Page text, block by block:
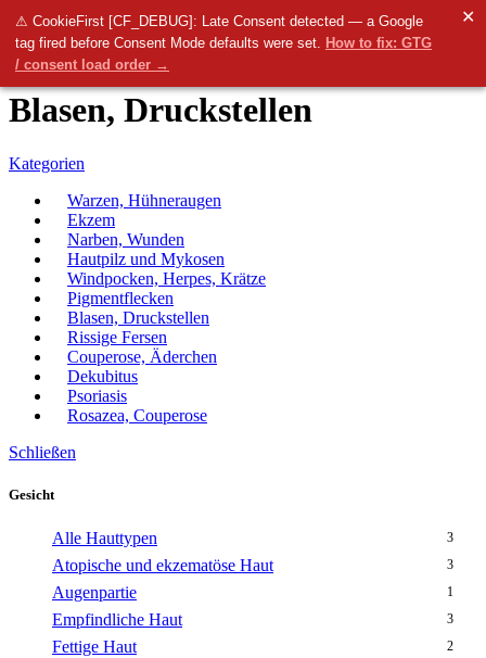
⚠ CookieFirst [CF_DEBUG]: Late Consent detected — a Google
tag fired before Consent Mode defaults were set. How to fix: GTG
/ consent load order →
✕
Menü
0 items 0.00
Blasen, Druckstellen
Kategorien
Warzen, Hühneraugen
Ekzem
Narben, Wunden
Hautpilz und Mykosen
Windpocken, Herpes, Krätze
Pigmentflecken
Blasen, Druckstellen
Rissige Fersen
Couperose, Äderchen
Dekubitus
Psoriasis
Rosazea, Couperose
Schließen
Gesicht
Alle Hauttypen 3
Atopische und ekzematöse Haut 3
Augenpartie 1
Empfindliche Haut 3
Fettige Haut 2